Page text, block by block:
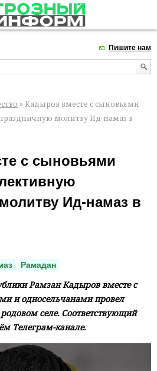
Пишите нам
» Кадыров вместе с сыновьями
молитву Ид-намаз в
с сыновьями
Ид-намаз в
Рамадан
Рамзан Кадыров вместе с
и односельчанами провел
селе. Соответствующий
Телеграм-канале.